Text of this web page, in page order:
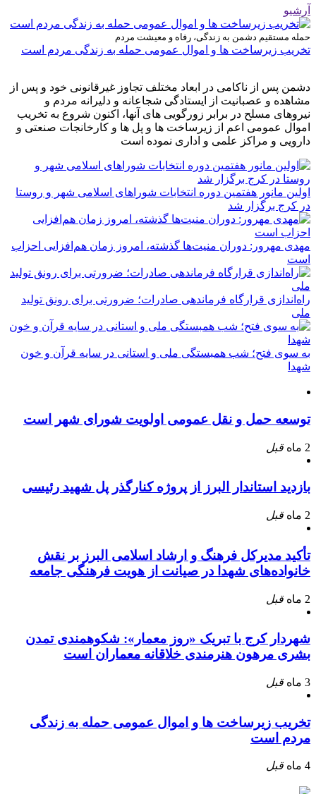
آرشیو
حمله مستقیم دشمن به زندگی، رفاه و معیشت مردم
تخریب زیرساخت ها و اموال عمومی حمله به زندگی مردم است
دشمن پس از ناکامی در ابعاد مختلف تجاوز غیرقانونی خود و پس از
مشاهده و عصبانیت از ایستادگی شجاعانه و دلیرانه مردم و
نیروهای مسلح در برابر زورگویی های آنها، اکنون شروع به تخریب
اموال عمومی اعم از زیرساخت ها و پل ها و کارخانجات صنعتی و
دارویی و مراکز علمی و اداری نموده است
اولین مانور هفتمین دوره انتخابات شوراهای اسلامی شهر و روستا
در کرج برگزار شد
مهدی مهرور: دوران منیت‌ها گذشته، امروز زمان هم‌افزایی احزاب
است
راه‌اندازی قرارگاه فرماندهی صادرات؛ ضرورتی برای رونق تولید
ملی
به سوی فتح؛ شب همبستگی ملی و استانی در سایه قرآن و خون
شهدا
توسعه حمل و نقل عمومی اولویت شورای شهر است
2 ماه قبل
بازدید استاندار البرز از پروژه کنارگذر پل شهید رئیسی
2 ماه قبل
تأکید مدیرکل فرهنگ و ارشاد اسلامی البرز بر نقش
خانواده‌های شهدا در صیانت از هویت فرهنگی جامعه
2 ماه قبل
شهردار کرج با تبریک «روز معمار»: شکوهمندی تمدن
بشری مرهون هنرمندی خلاقانه معماران است
3 ماه قبل
تخریب زیرساخت ها و اموال عمومی حمله به زندگی
مردم است
4 ماه قبل